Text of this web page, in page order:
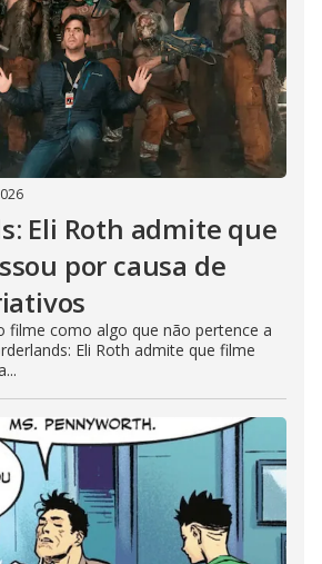
Eli Roth admite que
por causa de
filme como algo que não pertence a
Eli Roth admite que filme